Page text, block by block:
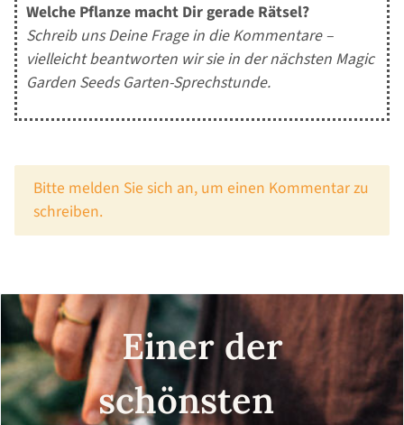
Welche Pflanze macht Dir gerade Rätsel?
Schreib uns Deine Frage in die Kommentare –
vielleicht beantworten wir sie in der nächsten Magic
Garden Seeds Garten-Sprechstunde.
x
Bitte melden Sie sich an, um einen Kommentar zu
schreiben.
Einer der
schönsten